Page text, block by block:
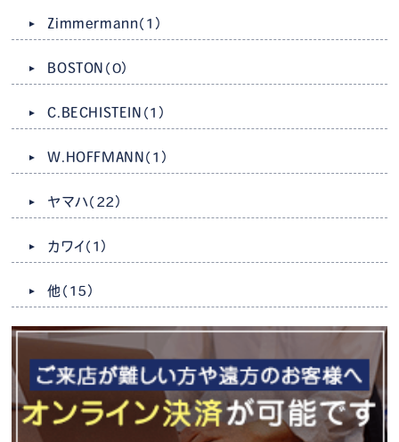
Zimmermann（1）
BOSTON （0）
C.BECHISTEIN （1）
W.HOFFMANN （1）
ヤマハ （22）
カワイ （1）
他 （15）